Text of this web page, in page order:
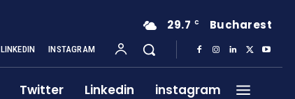
29.7 C Bucharest
LINKEDIN INSTAGRAM
Twitter Linkedin instagram